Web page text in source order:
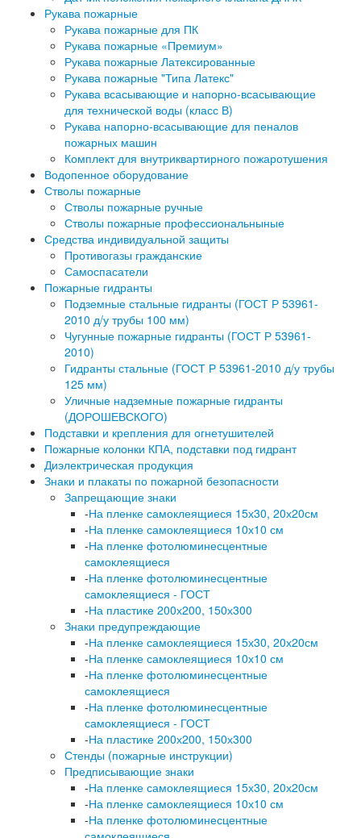
Рукава пожарные
Рукава пожарные для ПК
Рукава пожарные «Премиум»
Рукава пожарные Латексированные
Рукава пожарные "Типа Латекс"
Рукава всасывающие и напорно-всасывающие
для технической воды (класс В)
Рукава напорно-всасывающие для пеналов
пожарных машин
Комплект для внутриквартирного пожаротушения
Водопенное оборудование
Стволы пожарные
Стволы пожарные ручные
Стволы пожарные профессиональныные
Средства индивидуальной защиты
Противогазы гражданские
Самоспасатели
Пожарные гидранты
Подземные стальные гидранты (ГОСТ Р 53961-
2010 д/у трубы 100 мм)
Чугунные пожарные гидранты (ГОСТ Р 53961-
2010)
Гидранты стальные (ГОСТ Р 53961-2010 д/у трубы
125 мм)
Уличные надземные пожарные гидранты
(ДОРОШЕВСКОГО)
Подставки и крепления для огнетушителей
Пожарные колонки КПА, подставки под гидрант
Диэлектрическая продукция
Знаки и плакаты по пожарной безопасности
Запрещающие знаки
-На пленке самоклеящиеся 15х30, 20х20см
-На пленке самоклеящиеся 10х10 см
-На пленке фотолюминесцентные
самоклеящиеся
-На пленке фотолюминесцентные
самоклеящиеся - ГОСТ
-На пластике 200х200, 150х300
Знаки предупреждающие
-На пленке самоклеящиеся 15х30, 20х20см
-На пленке самоклеящиеся 10х10 см
-На пленке фотолюминесцентные
самоклеящиеся
-На пленке фотолюминесцентные
самоклеящиеся - ГОСТ
-На пластике 200х200, 150х300
Стенды (пожарные инструкции)
Предписывающие знаки
-На пленке самоклеящиеся 15х30, 20х20см
-На пленке самоклеящиеся 10х10 см
-На пленке фотолюминесцентные